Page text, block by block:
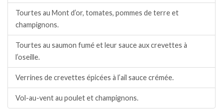
Tourtes au Mont d’or, tomates, pommes de terre et
champignons.
Tourtes au saumon fumé et leur sauce aux crevettes à
l’oseille.
Verrines de crevettes épicées à l’ail sauce crémée.
Vol-au-vent au poulet et champignons.